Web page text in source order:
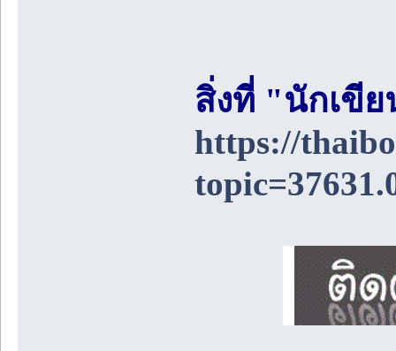
สิ่งที่ "นักเขี
https://